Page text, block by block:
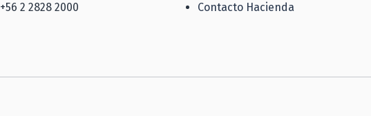
+56 2 2828 2000
Contacto Hacienda